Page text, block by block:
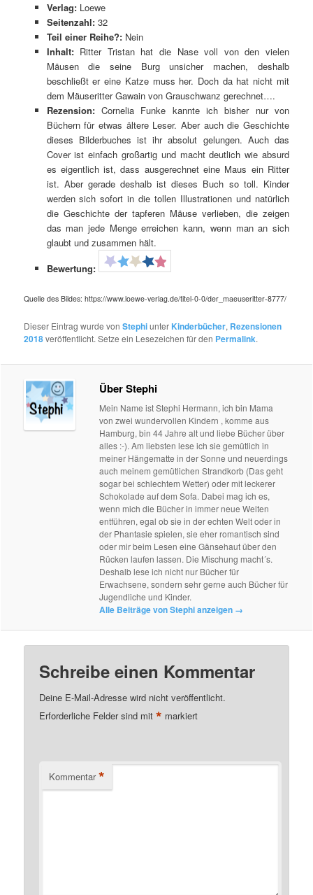
Verlag: Loewe
Seitenzahl: 32
Teil einer Reihe?: Nein
Inhalt: Ritter Tristan hat die Nase voll von den vielen
Mäusen die seine Burg unsicher machen, deshalb
beschließt er eine Katze muss her. Doch da hat nicht mit
dem Mäuseritter Gawain von Grauschwanz gerechnet….
Rezension: Cornelia Funke kannte ich bisher nur von
Büchern für etwas ältere Leser. Aber auch die Geschichte
dieses Bilderbuches ist ihr absolut gelungen. Auch das
Cover ist einfach großartig und macht deutlich wie absurd
es eigentlich ist, dass ausgerechnet eine Maus ein Ritter
ist. Aber gerade deshalb ist dieses Buch so toll. Kinder
werden sich sofort in die tollen Illustrationen und natürlich
die Geschichte der tapferen Mäuse verlieben, die zeigen
das man jede Menge erreichen kann, wenn man an sich
glaubt und zusammen hält.
Bewertung:
Quelle des Bildes: https://www.loewe-verlag.de/titel-0-0/der_maeuseritter-8777/
Dieser Eintrag wurde vonStephiunter Kinderbücher, Rezensionen
2018veröffentlicht. Setze ein Lesezeichen für den Permalink.
Über Stephi
Mein Name ist Stephi Hermann, ich bin Mama
von zwei wundervollen Kindern , komme aus
Hamburg, bin 44 Jahre alt und liebe Bücher über
alles :-). Am liebsten lese ich sie gemütlich in
meiner Hängematte in der Sonne und neuerdings
auch meinem gemütlichen Strandkorb (Das geht
sogar bei schlechtem Wetter) oder mit leckerer
Schokolade auf dem Sofa. Dabei mag ich es,
wenn mich die Bücher in immer neue Welten
entführen, egal ob sie in der echten Welt oder in
der Phantasie spielen, sie eher romantisch sind
oder mir beim Lesen eine Gänsehaut über den
Rücken laufen lassen. Die Mischung macht´s.
Deshalb lese ich nicht nur Bücher für
Erwachsene, sondern sehr gerne auch Bücher für
Jugendliche und Kinder.
Alle Beiträge von Stephi anzeigen →
Schreibe einen Kommentar
Deine E-Mail-Adresse wird nicht veröffentlicht.
Erforderliche Felder sind mit* markiert
Kommentar *